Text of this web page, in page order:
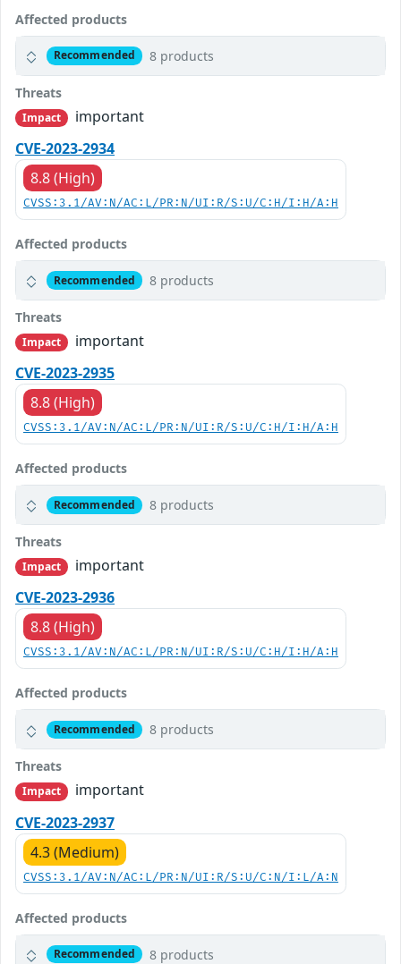
Affected products
Recommended 8 products
Threats
Impact
important
CVE-2023-2934
8.8 (High)
CVSS:3.1/AV:N/AC:L/PR:N/UI:R/S:U/C:H/I:H/A:H
Affected products
Recommended 8 products
Threats
Impact
important
CVE-2023-2935
8.8 (High)
CVSS:3.1/AV:N/AC:L/PR:N/UI:R/S:U/C:H/I:H/A:H
Affected products
Recommended 8 products
Threats
Impact
important
CVE-2023-2936
8.8 (High)
CVSS:3.1/AV:N/AC:L/PR:N/UI:R/S:U/C:H/I:H/A:H
Affected products
Recommended 8 products
Threats
Impact
important
CVE-2023-2937
4.3 (Medium)
CVSS:3.1/AV:N/AC:L/PR:N/UI:R/S:U/C:N/I:L/A:N
Affected products
Recommended 8 products